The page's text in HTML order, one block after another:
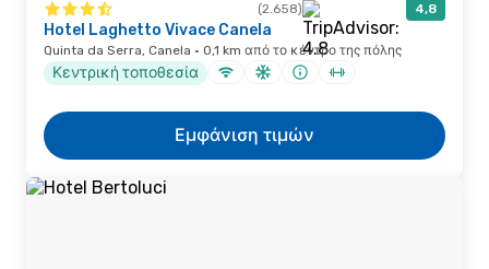
(2.658) 4,8
Hotel Laghetto Vivace Canela
Quinta da Serra, Canela · 0,1 km από το κέντρο της πόλης
Κεντρική τοποθεσία
Εμφάνιση τιμών